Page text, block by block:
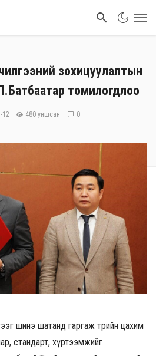
зохицуулалтын
томилогдлоо
12 480 уншсан 0
шинэ шатанд гаргаж төрийн цахим
стандарт, хүртээмжийг